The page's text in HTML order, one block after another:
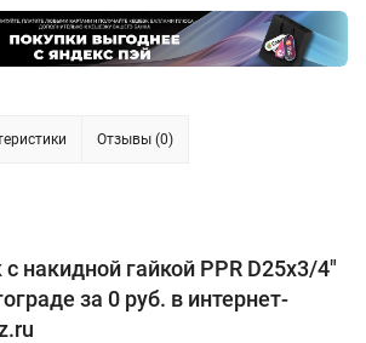
Отзывы (0)
накидной гайкой PPR D25х3/4"
за 0 руб. в интернет-